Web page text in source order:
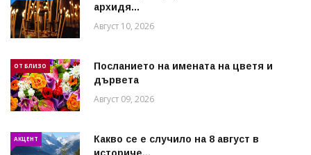
архидя...
Август 10, 2026
ОТ БЛИЗО
Посланието на имената на цветя и
дървета
Август 09, 2026
АКЦЕНТ
Какво се е случило на 8 август в
историче...